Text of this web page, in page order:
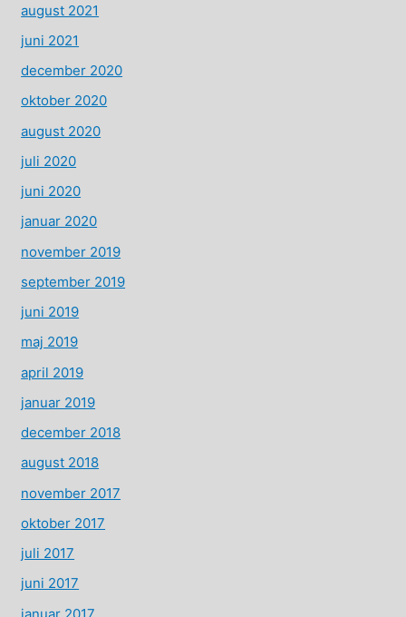
august 2021
juni 2021
december 2020
oktober 2020
august 2020
juli 2020
juni 2020
januar 2020
november 2019
september 2019
juni 2019
maj 2019
april 2019
januar 2019
december 2018
august 2018
november 2017
oktober 2017
juli 2017
juni 2017
januar 2017